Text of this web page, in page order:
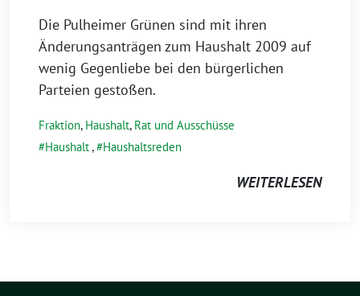
Die Pulheimer Grünen sind mit ihren
Änderungsanträgen zum Haushalt 2009 auf
wenig Gegenliebe bei den bürgerlichen
Parteien gestoßen.
Fraktion, Haushalt, Rat und Ausschüsse
Haushalt, Haushaltsreden
WEITERLESEN